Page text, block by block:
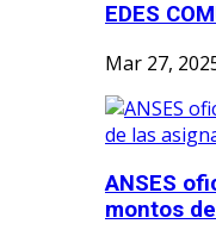
EDES
Mar 27,
ANSES
montos